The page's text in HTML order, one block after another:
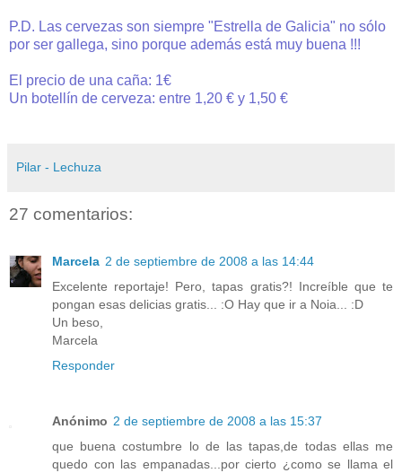
P.D. Las cervezas son siempre "Estrella de Galicia" no sólo
por ser gallega, sino porque además está muy buena !!!
El precio de una caña: 1€
Un botellín de cerveza: entre 1,20 € y 1,50 €
Pilar - Lechuza
27 comentarios:
Marcela 2 de septiembre de 2008 a las 14:44
Excelente reportaje! Pero, tapas gratis?! Increíble que te
pongan esas delicias gratis... :O Hay que ir a Noia... :D
Un beso,
Marcela
Responder
Anónimo 2 de septiembre de 2008 a las 15:37
que buena costumbre lo de las tapas,de todas ellas me
quedo con las empanadas...por cierto ¿como se llama el